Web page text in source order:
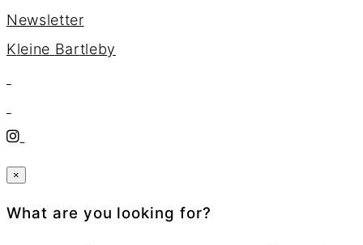
Newsletter
Kleine Bartleby
×
What are you looking for?